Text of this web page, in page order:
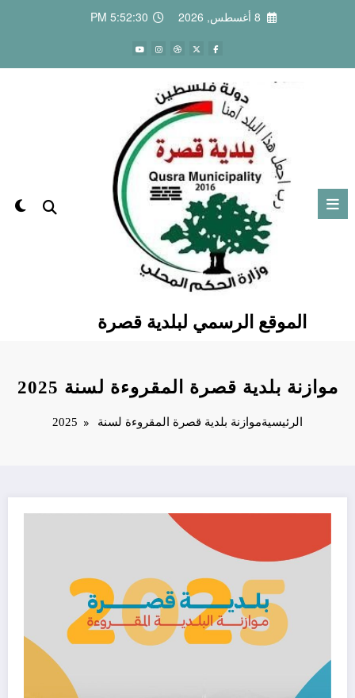
8 أغسطس, 2026 5:52:31 PM
الموقع الرسمي لبلدية قصرة
موازنة بلدية قصرة المقروءة لسنة 2025
الرئيسيةموازنة بلدية قصرة المقروءة لسنة 2025